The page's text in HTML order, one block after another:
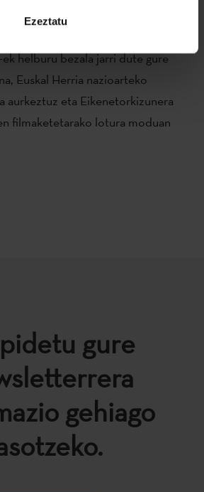
Ezeztatu
dutenprofesionalekin
helburu bezala jarri dute gure
Euskal Herria nazioarteko
aurkeztuz eta Eikenetorkizunera
filmaketetarako lotura moduan
gure
gehiago